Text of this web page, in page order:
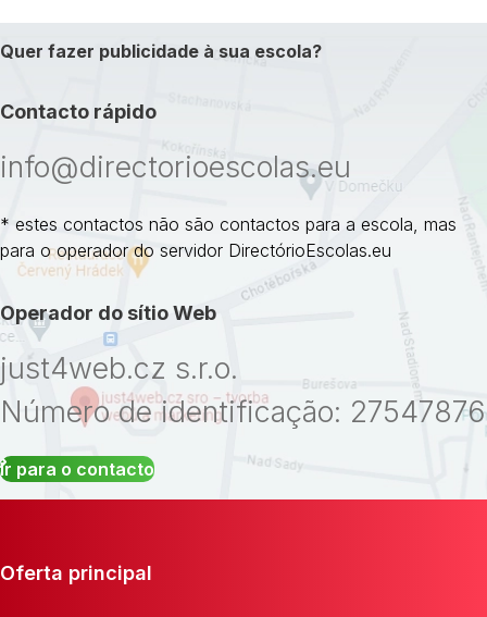
Quer fazer publicidade à sua escola?
Contacto rápido
info@directorioescolas.eu
* estes contactos não são contactos para a escola, mas
para o operador do servidor DirectórioEscolas.eu
Operador do sítio Web
just4web.cz s.r.o.
Número de identificação: 27547876
Ir para o contacto
Oferta principal